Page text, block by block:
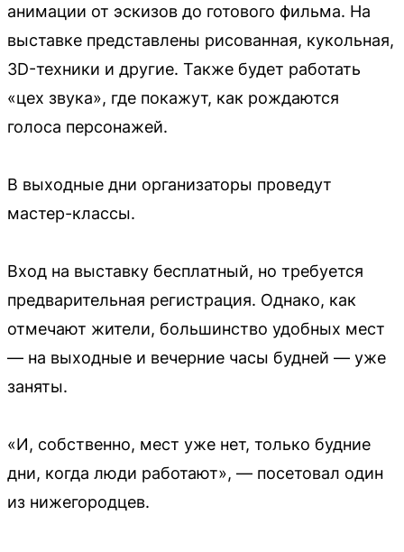
анимации от эскизов до готового фильма. На
выставке представлены рисованная, кукольная,
3D-техники и другие. Также будет работать
«цех звука», где покажут, как рождаются
голоса персонажей.
В выходные дни организаторы проведут
мастер-классы.
Вход на выставку бесплатный, но требуется
предварительная регистрация. Однако, как
отмечают жители, большинство удобных мест
— на выходные и вечерние часы будней — уже
заняты.
«И, собственно, мест уже нет, только будние
дни, когда люди работают», — посетовал один
из нижегородцев.